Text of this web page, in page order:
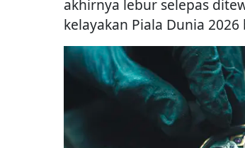
akhirnya lebur selepas
kelayakan Piala Dunia